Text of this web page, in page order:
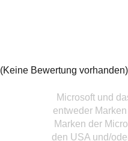
(Keine Bewertung vorhanden)
Microsoft und
entweder
Marken der
den USA und/